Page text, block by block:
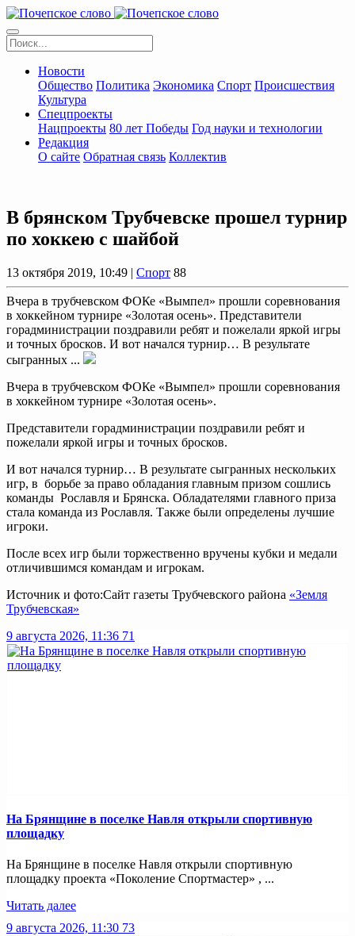
Новости
Общество Политика Экономика Спорт Происшествия
Культура
Спецпроекты
Нацпроекты 80 лет Победы Год науки и технологии
Редакция
О сайте Обратная связь Коллектив
В брянском Трубчевске прошел турнир
по хоккею с шайбой
13 октября 2019, 10:49 | Спорт 88
Вчера в трубчевском ФОКе «Вымпел» прошли соревнования
в хоккейном турнире «Золотая осень». Представители
горадминистрации поздравили ребят и пожелали яркой игры
и точных бросков. И вот начался турнир… В результате
сыгранных ...
Вчера в трубчевском ФОКе «Вымпел» прошли соревнования
в хоккейном турнире «Золотая осень».
Представители горадминистрации поздравили ребят и
пожелали яркой игры и точных бросков.
И вот начался турнир… В результате сыгранных нескольких
игр, в борьбе за право обладания главным призом сошлись
команды Рославля и Брянска. Обладателями главного приза
стала команда из Рославля. Также были определены лучшие
игроки.
После всех игр были торжественно вручены кубки и медали
отличившимся командам и игрокам.
Источник и фото:Сайт газеты Трубчевского района «Земля
Трубчевская»
9 августа 2026, 11:36 71
На Брянщине в поселке Навля открыли спортивную
площадку
На Брянщине в поселке Навля открыли спортивную
площадку проекта «Поколение Спортмастер» , ...
Читать далее
9 августа 2026, 11:30 73